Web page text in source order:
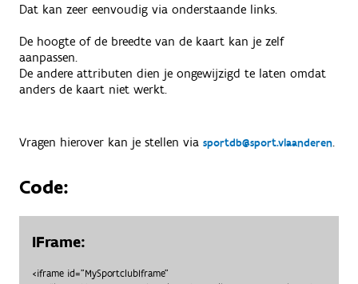
Dat kan zeer eenvoudig via onderstaande links.
De hoogte of de breedte van de kaart kan je zelf
aanpassen.
De andere attributen dien je ongewijzigd te laten omdat
anders de kaart niet werkt.
Vragen hierover kan je stellen via sportdb@sport.vlaanderen.
Code:
IFrame:
<iframe id="MySportclubIframe"